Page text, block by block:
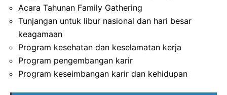
Acara Tahunan Family Gathering
Tunjangan untuk libur nasional dan hari besar
keagamaan
Program kesehatan dan keselamatan kerja
Program pengembangan karir
Program keseimbangan karir dan kehidupan